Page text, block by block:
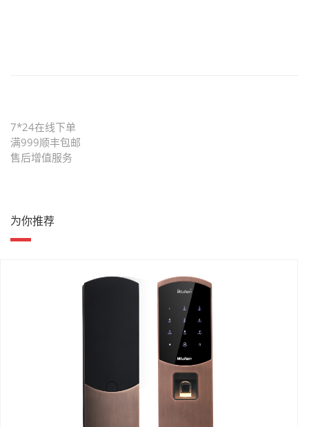
7*24在线下单
满999顺丰包邮
售后增值服务
为你推荐